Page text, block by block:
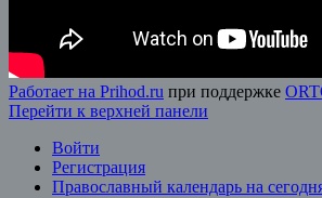
Работает на Prihod.ru при поддержке
Перейти к верхней панели
Войти
Регистрация
Православный календарь на